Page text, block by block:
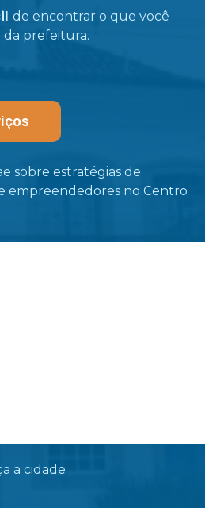
de encontrar o que você
prefeitura.
sobre estratégias de
empreendedores no Centro
a cidade